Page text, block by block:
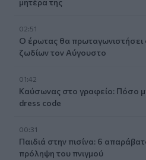
μητέρα της
02:51
Ο έρωτας θα
ζωδίων τον Αύγουστο
01:42
Καύσωνας στο γραφείο: Πόσο
dress code
00:31
Παιδιά στην πισίνα: 6
πρόληψη του πνιγμού